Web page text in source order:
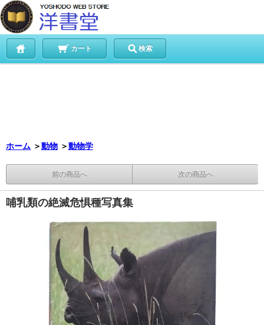
カート 検索
ホーム ＞動物 ＞動物学
前の商品へ 次の商品へ
哺乳類の絶滅危惧種写真集